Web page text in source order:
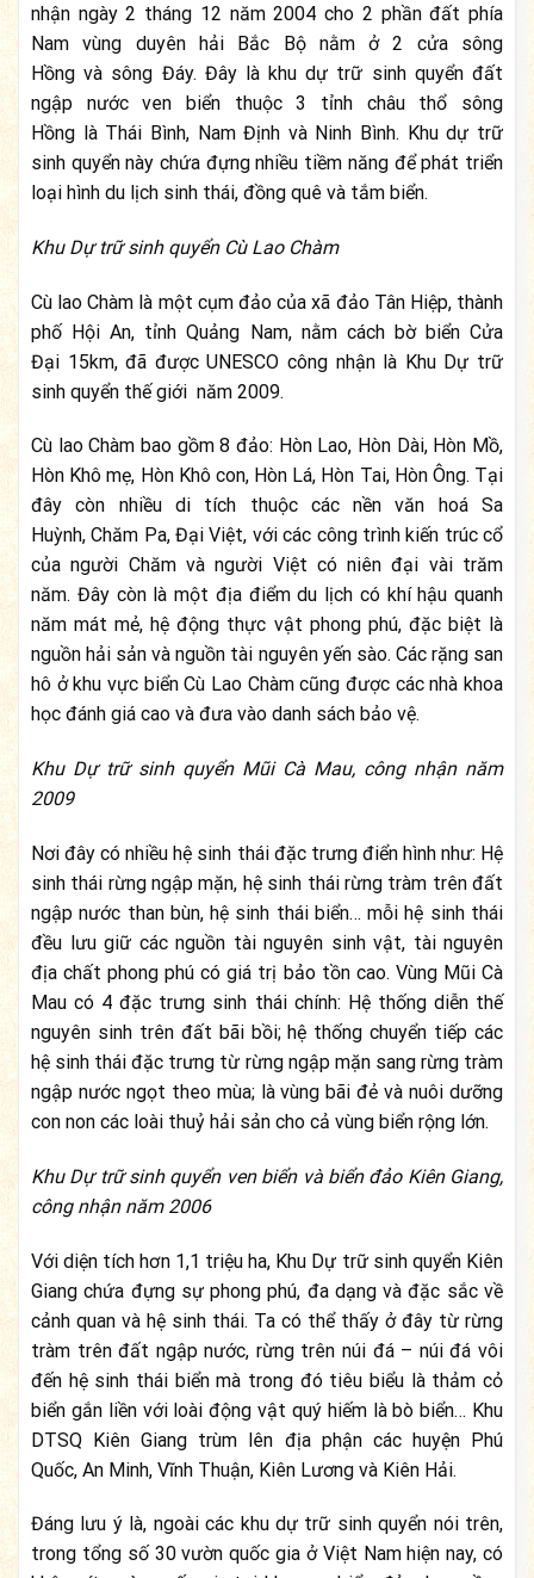
nhận ngày 2 tháng 12 năm 2004 cho 2 phần đất phía
Nam vùng duyên hải Bắc Bộ nằm ở 2 cửa sông
Hồng và sông Đáy. Đây là khu dự trữ sinh quyển đất
ngập nước ven biển thuộc 3 tỉnh châu thổ sông
Hồng là Thái Bình, Nam Định và Ninh Bình. Khu dự trữ
sinh quyển này chứa đựng nhiều tiềm năng để phát triển
loại hình du lịch sinh thái, đồng quê và tắm biển.
Khu Dự trữ sinh quyển Cù Lao Chàm
Cù lao Chàm là một cụm đảo của xã đảo Tân Hiệp, thành
phố Hội An, tỉnh Quảng Nam, nằm cách bờ biển Cửa
Đại 15km, đã được UNESCO công nhận là Khu Dự trữ
sinh quyển thế giới năm 2009.
Cù lao Chàm bao gồm 8 đảo: Hòn Lao, Hòn Dài, Hòn Mồ,
Hòn Khô mẹ, Hòn Khô con, Hòn Lá, Hòn Tai, Hòn Ông. Tại
đây còn nhiều di tích thuộc các nền văn hoá Sa
Huỳnh, Chăm Pa, Đại Việt, với các công trình kiến trúc cổ
của người Chăm và người Việt có niên đại vài trăm
năm. Đây còn là một địa điểm du lịch có khí hậu quanh
năm mát mẻ, hệ động thực vật phong phú, đặc biệt là
nguồn hải sản và nguồn tài nguyên yến sào. Các rặng san
hô ở khu vực biển Cù Lao Chàm cũng được các nhà khoa
học đánh giá cao và đưa vào danh sách bảo vệ.
Khu Dự trữ sinh quyển Mũi Cà Mau, công nhận năm
2009
Nơi đây có nhiều hệ sinh thái đặc trưng điển hình như: Hệ
sinh thái rừng ngập mặn, hệ sinh thái rừng tràm trên đất
ngập nước than bùn, hệ sinh thái biển… mỗi hệ sinh thái
đều lưu giữ các nguồn tài nguyên sinh vật, tài nguyên
địa chất phong phú có giá trị bảo tồn cao. Vùng Mũi Cà
Mau có 4 đặc trưng sinh thái chính: Hệ thống diễn thế
nguyên sinh trên đất bãi bồi; hệ thống chuyển tiếp các
hệ sinh thái đặc trưng từ rừng ngập mặn sang rừng tràm
ngập nước ngọt theo mùa; là vùng bãi đẻ và nuôi dưỡng
con non các loài thuỷ hải sản cho cả vùng biển rộng lớn.
Khu Dự trữ sinh quyển ven biển và biển đảo Kiên Giang,
công nhận năm 2006
Với diện tích hơn 1,1 triệu ha, Khu Dự trữ sinh quyển Kiên
Giang chứa đựng sự phong phú, đa dạng và đặc sắc về
cảnh quan và hệ sinh thái. Ta có thể thấy ở đây từ rừng
tràm trên đất ngập nước, rừng trên núi đá – núi đá vôi
đến hệ sinh thái biển mà trong đó tiêu biểu là thảm cỏ
biển gắn liền với loài động vật quý hiếm là bò biển… Khu
DTSQ Kiên Giang trùm lên địa phận các huyện Phú
Quốc, An Minh, Vĩnh Thuận, Kiên Lương và Kiên Hải.
Đáng lưu ý là, ngoài các khu dự trữ sinh quyển nói trên,
trong tổng số 30 vườn quốc gia ở Việt Nam hiện nay, có